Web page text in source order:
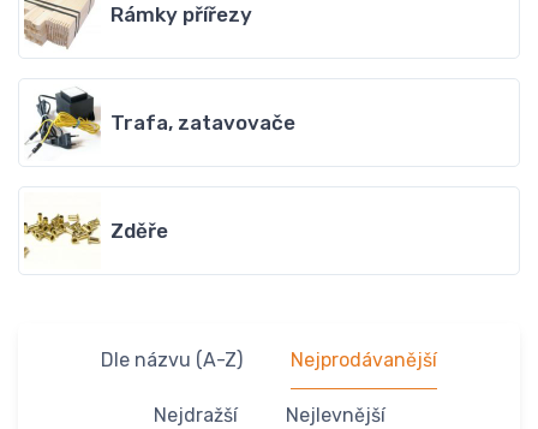
Rámky přířezy
Trafa, zatavovače
Zděře
Dle názvu (A-Z) Nejprodávanější
Nejdražší Nejlevnější